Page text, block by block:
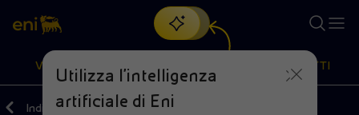
CercaVISIONE PRODOTTI
Indietro Media Comunicati Stampa
Utilizza l'intelligenza
artificiale di Eni